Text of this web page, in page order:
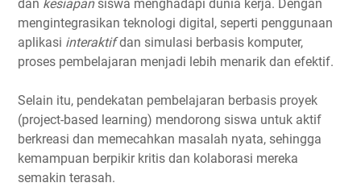
dan kesiapansiswa menghadapi dunia kerja. Dengan
mengintegrasikan teknologi digital, seperti penggunaan
aplikasi interaktifdan simulasi berbasis komputer,
proses pembelajaran menjadi lebih menarik dan efektif.
Selain itu, pendekatan pembelajaran berbasis proyek
(project-based learning) mendorong siswa untuk aktif
berkreasi dan memecahkan masalah nyata, sehingga
kemampuan berpikir kritis dan kolaborasi mereka
semakin terasah.